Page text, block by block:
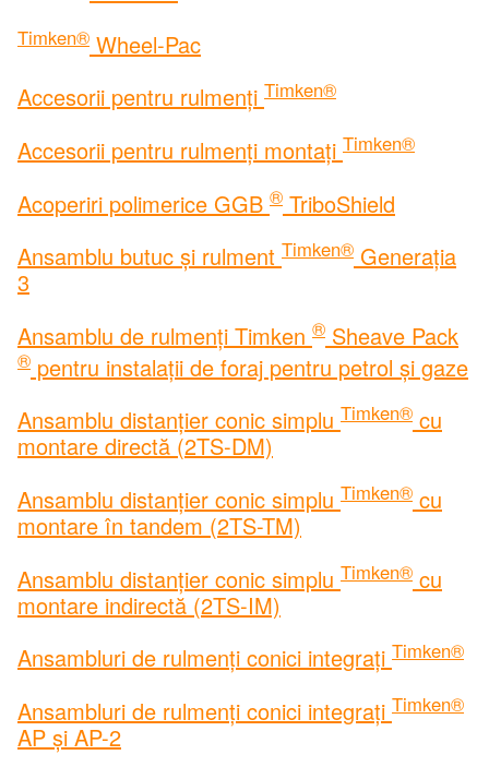
Timken® Wheel-Pac
Accesorii pentru rulmenți Timken®
Accesorii pentru rulmenți montați Timken®
Acoperiri polimerice GGB ® TriboShield
Ansamblu butuc și rulment Timken® Generația
3
Ansamblu de rulmenți Timken ® Sheave Pack
® pentru instalații de foraj pentru petrol și gaze
Ansamblu distanțier conic simplu Timken® cu
montare directă (2TS-DM)
Ansamblu distanțier conic simplu Timken® cu
montare în tandem (2TS-TM)
Ansamblu distanțier conic simplu Timken® cu
montare indirectă (2TS-IM)
Ansambluri de rulmenți conici integrați Timken®
Ansambluri de rulmenți conici integrați Timken®
AP și AP-2